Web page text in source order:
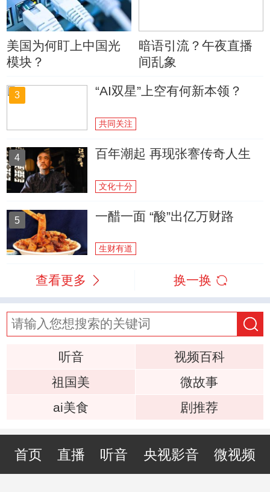
美国为何盯上中国光
模块？
暗语引流？午夜直播
间乱象
3 “AI双星”上空有何新本领？
共同关注
4 百年潮起 再现张謇传奇人生
文化十分
5 一醋一面 “酸”出亿万财路
生财有道
查看更多 换一换
听音
视频百科
祖国美
微故事
ai美食
剧推荐
首页 直播 听音 央视影音 微视频